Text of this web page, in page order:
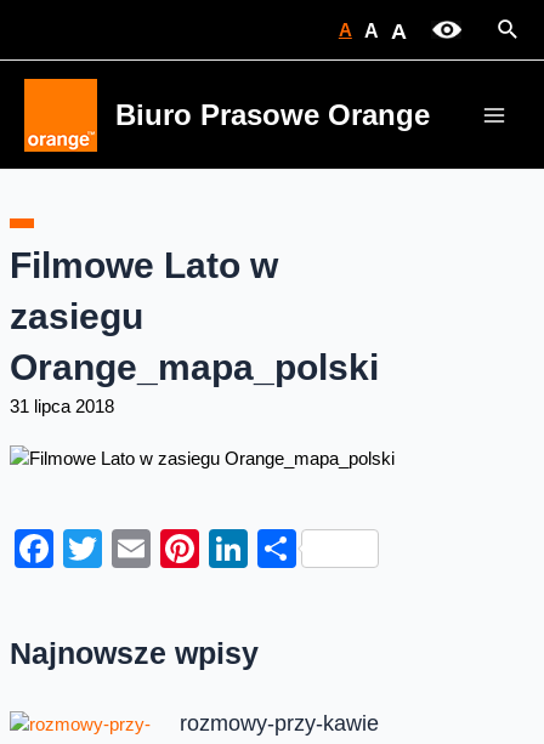
A A A
Biuro Prasowe Orange
Filmowe Lato w
zasiegu
Orange_mapa_polski
31 lipca 2018
Facebook
Twitter
EmailPinterest
LinkedIn
Share
Najnowsze wpisy
rozmowy-przy-kawie